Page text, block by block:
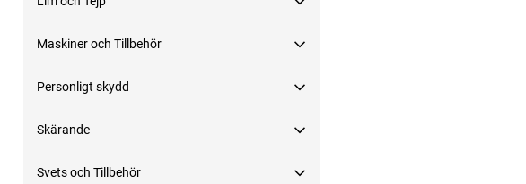
Maskiner och Tillbehör
Personligt skydd
Skärande
Svets och Tillbehör